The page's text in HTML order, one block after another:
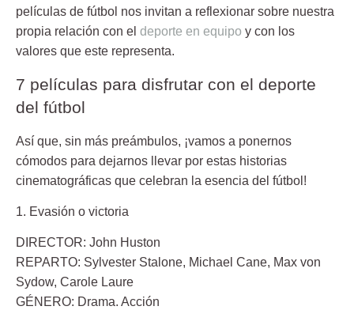
películas de fútbol nos invitan a reflexionar sobre nuestra
propia relación con el deporte en equipo y con los
valores que este representa.
7 películas para disfrutar con el deporte
del fútbol
Así que, sin más preámbulos, ¡vamos a ponernos
cómodos para dejarnos llevar por estas historias
cinematográficas que celebran la esencia del fútbol!
1. Evasión o victoria
DIRECTOR: John Huston
REPARTO: Sylvester Stalone, Michael Cane, Max von
Sydow, Carole Laure
GÉNERO: Drama. Acción